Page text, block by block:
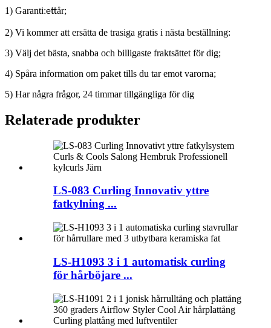
1) Garanti:ettår;
2) Vi kommer att ersätta de trasiga gratis i nästa beställning:
3) Välj det bästa, snabba och billigaste fraktsättet för dig;
4) Spåra information om paket tills du tar emot varorna;
5) Har några frågor, 24 timmar tillgängliga för dig
Relaterade produkter
LS-083 Curling Innovativ yttre
fatkylning ...
LS-H1093 3 i 1 automatisk curling
för hårböjare ...